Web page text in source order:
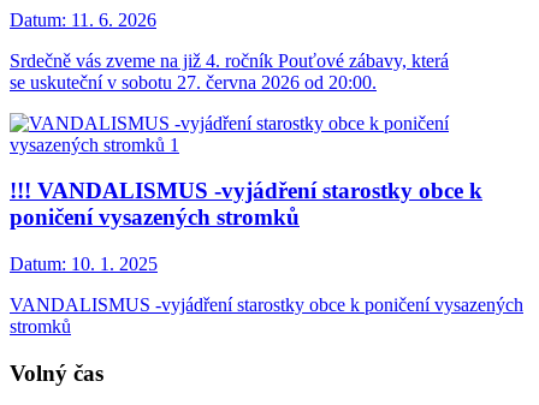
Datum: 11. 6. 2026
Srdečně vás zveme na již 4. ročník Pouťové zábavy, která
se uskuteční v sobotu 27. června 2026 od 20:00.
!!! VANDALISMUS -vyjádření starostky obce k
poničení vysazených stromků
Datum: 10. 1. 2025
VANDALISMUS -vyjádření starostky obce k poničení vysazených
stromků
Volný čas